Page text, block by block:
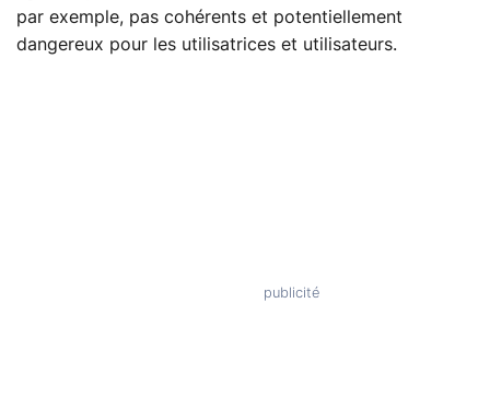
par exemple, pas cohérents et potentiellement
dangereux pour les utilisatrices et utilisateurs.